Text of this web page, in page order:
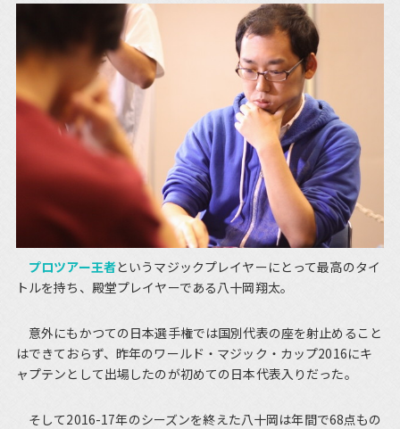
プロツアー王者というマジックプレイヤーにとって最高のタイ
トルを持ち、殿堂プレイヤーである八十岡翔太。
意外にもかつての日本選手権では国別代表の座を射止めること
はできておらず、昨年のワールド・マジック・カップ2016にキ
ャプテンとして出場したのが初めての日本代表入りだった。
そして2016-17年のシーズンを終えた八十岡は年間で68点もの